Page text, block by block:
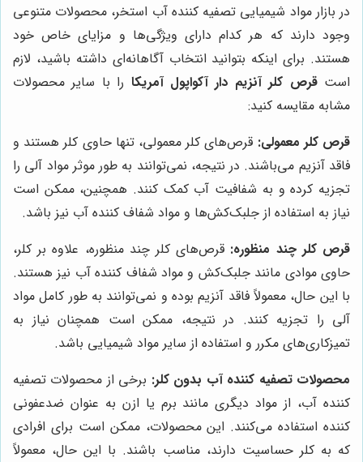
در بازار مواد شیمیایی تصفیه کننده آب استخر، محصولات متنوعی
وجود دارند که هر کدام دارای ویژگی‌ها و مزایای خاص خود
هستند. برای اینکه بتوانید انتخاب آگاهانه‌ای داشته باشید، لازم
استقرص کلر آنزیم دار آکواپول آمریکا را با سایر محصولات
مشابه مقایسه کنید:
قرص کلر معمولی: قرص‌های کلر معمولی، تنها حاوی کلر هستند و
فاقد آنزیم می‌باشند. در نتیجه، نمی‌توانند به طور موثر مواد آلی را
تجزیه کرده و به شفافیت آب کمک کنند. همچنین، ممکن است
نیاز به استفاده از جلبک‌کش‌ها و مواد شفاف کننده آب نیز باشد.
قرص کلر چند منظوره: قرص‌های کلر چند منظوره، علاوه بر کلر،
حاوی موادی مانند جلبک‌کش و مواد شفاف کننده آب نیز هستند.
با این حال، معمولاً فاقد آنزیم بوده و نمی‌توانند به طور کامل مواد
آلی را تجزیه کنند. در نتیجه، ممکن است همچنان نیاز به
تمیزکاری‌های مکرر و استفاده از سایر مواد شیمیایی باشد.
محصولات تصفیه کننده آب بدون کلر: برخی از محصولات تصفیه
کننده آب، از مواد دیگری مانند برم یا ازن به عنوان ضدعفونی
کننده استفاده می‌کنند. این محصولات، ممکن است برای افرادی
که به کلر حساسیت دارند، مناسب باشند. با این حال، معمولاً